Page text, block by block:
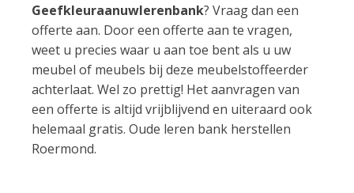
Geefkleuraanuwlerenbank? Vraag dan een
offerte aan. Door een offerte aan te vragen,
weet u precies waar u aan toe bent als u uw
meubel of meubels bij deze meubelstoffeerder
achterlaat. Wel zo prettig! Het aanvragen van
een offerte is altijd vrijblijvend en uiteraard ook
helemaal gratis. Oude leren bank herstellen
Roermond.